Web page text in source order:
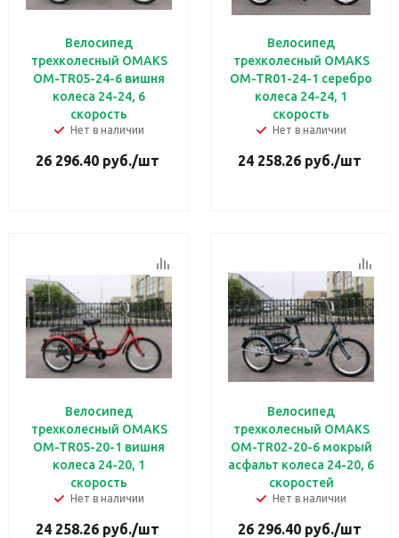
Велосипед
трехколесный OMAKS
OM-TR05-24-6 вишня
колеса 24-24, 6
скорость
Нет в наличии
26 296.40руб./шт
Велосипед
трехколесный OMAKS
OM-TR01-24-1 серебро
колеса 24-24, 1
скорость
Нет в наличии
24 258.26руб./шт
Велосипед
трехколесный OMAKS
OM-TR05-20-1 вишня
колеса 24-20, 1
скорость
Нет в наличии
24 258.26руб./шт
Велосипед
трехколесный OMAKS
OM-TR02-20-6 мокрый
асфальт колеса 24-20, 6
скоростей
Нет в наличии
26 296.40руб./шт